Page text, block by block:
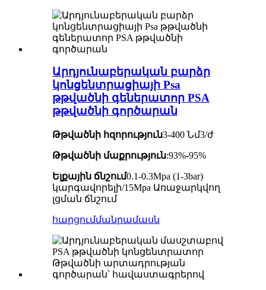
Արդյունաբերական բարձր
կոնցենտրացիայի Psa
թթվածնի գեներատոր PSA
թթվածնի գործարան
Թթվածնի հզորություն3-400 Նմ3/ժ
Թթվածնի մաքրություն:93%-95%
Ելքային ճնշում0.1-0.3Mpa (1-3bar)
կարգավորելի/15Mpa Առաջարկվող
լցման ճնշում
հարցումմանրամասն